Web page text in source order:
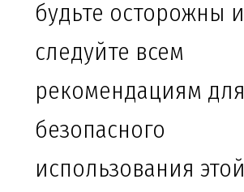
будьте осторожны и
следуйте всем
рекомендациям для
безопасного
использования этой